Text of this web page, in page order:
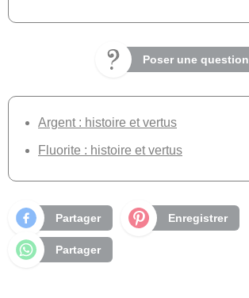
Poser une question
Argent : histoire et vertus
Fluorite : histoire et vertus
Partager Enregistrer
Partager